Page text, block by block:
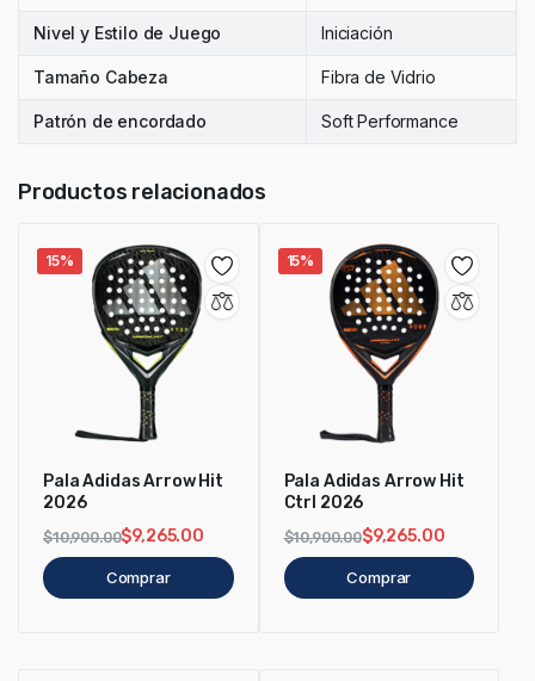
Nivel y Estilo de Juego Iniciación
Tamaño Cabeza Fibra de Vidrio
Patrón de encordado Soft Performance
Productos relacionados
15%
Pala Adidas Arrow Hit
2026
$10,900.00$9,265.00
Comprar
15%
Pala Adidas Arrow Hit
Ctrl 2026
$10,900.00$9,265.00
Comprar